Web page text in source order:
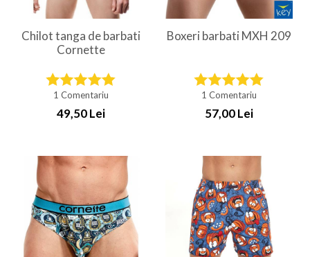
Chilot tanga de barbati
Cornette
1 Comentariu
49,50 Lei
Boxeri barbati MXH 209
1 Comentariu
57,00 Lei